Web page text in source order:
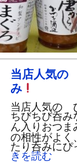
当店人気の
み
当店人気の
ちびちび呑
ん入りおつま
の相性がよく
たり呑みに
きを読む